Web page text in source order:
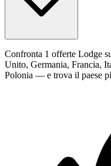
Confronta 1 offerte Lodge
Unito, Germania, Francia,
Polonia — e trova il paese